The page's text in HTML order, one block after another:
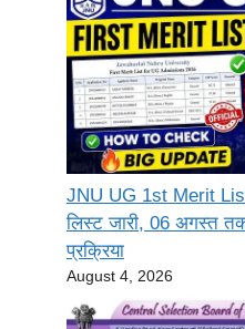
JNU UG 1st Merit
लिस्ट जारी, 06 अगस्त
प्रक्रिया
August 4, 2026